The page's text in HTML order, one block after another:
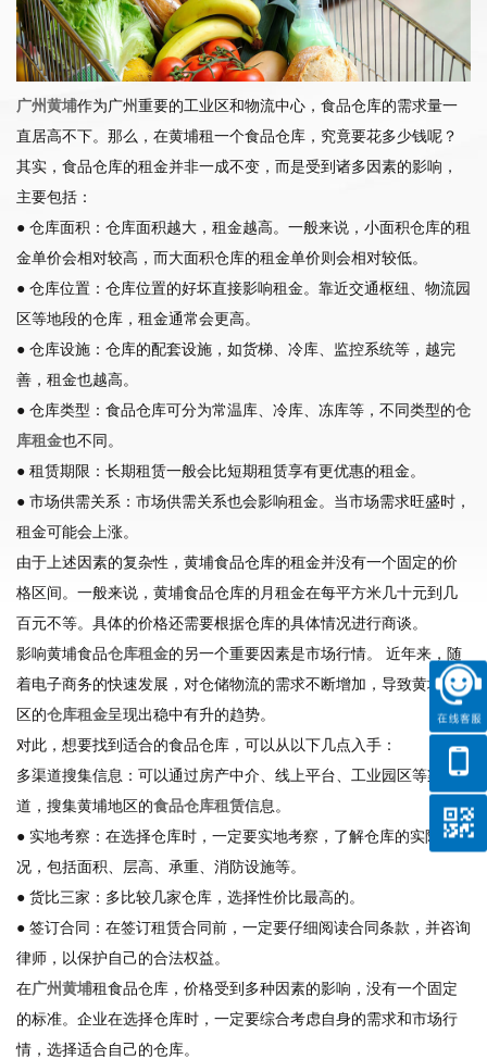
广州黄埔作为广州重要的工业区和物流中心，食品仓库的需求量一
直居高不下。那么，在黄埔租一个食品仓库，究竟要花多少钱呢？
其实，食品仓库的租金并非一成不变，而是受到诸多因素的影响，
主要包括：
● 仓库面积：仓库面积越大，租金越高。一般来说，小面积仓库的租
金单价会相对较高，而大面积仓库的租金单价则会相对较低。
● 仓库位置：仓库位置的好坏直接影响租金。靠近交通枢纽、物流园
区等地段的仓库，租金通常会更高。
● 仓库设施：仓库的配套设施，如货梯、冷库、监控系统等，越完
善，租金也越高。
● 仓库类型：食品仓库可分为常温库、冷库、冻库等，不同类型的仓
库租金也不同。
● 租赁期限：长期租赁一般会比短期租赁享有更优惠的租金。
● 市场供需关系：市场供需关系也会影响租金。当市场需求旺盛时，
租金可能会上涨。
由于上述因素的复杂性，黄埔食品仓库的租金并没有一个固定的价
格区间。一般来说，黄埔食品仓库的月租金在每平方米几十元到几
百元不等。具体的价格还需要根据仓库的具体情况进行商谈。
影响黄埔食品仓库租金的另一个重要因素是市场行情。 近年来，随
着电子商务的快速发展，对仓储物流的需求不断增加，导致黄埔地
区的仓库租金呈现出稳中有升的趋势。
对此，想要找到适合的食品仓库，可以从以下几点入手：
多渠道搜集信息：可以通过房产中介、线上平台、工业园区等渠
道，搜集黄埔地区的食品仓库租赁信息。
● 实地考察：在选择仓库时，一定要实地考察，了解仓库的实际情
况，包括面积、层高、承重、消防设施等。
● 货比三家：多比较几家仓库，选择性价比最高的。
● 签订合同：在签订租赁合同前，一定要仔细阅读合同条款，并咨询
律师，以保护自己的合法权益。
在广州黄埔租食品仓库，价格受到多种因素的影响，没有一个固定
的标准。企业在选择仓库时，一定要综合考虑自身的需求和市场行
情，选择适合自己的仓库。